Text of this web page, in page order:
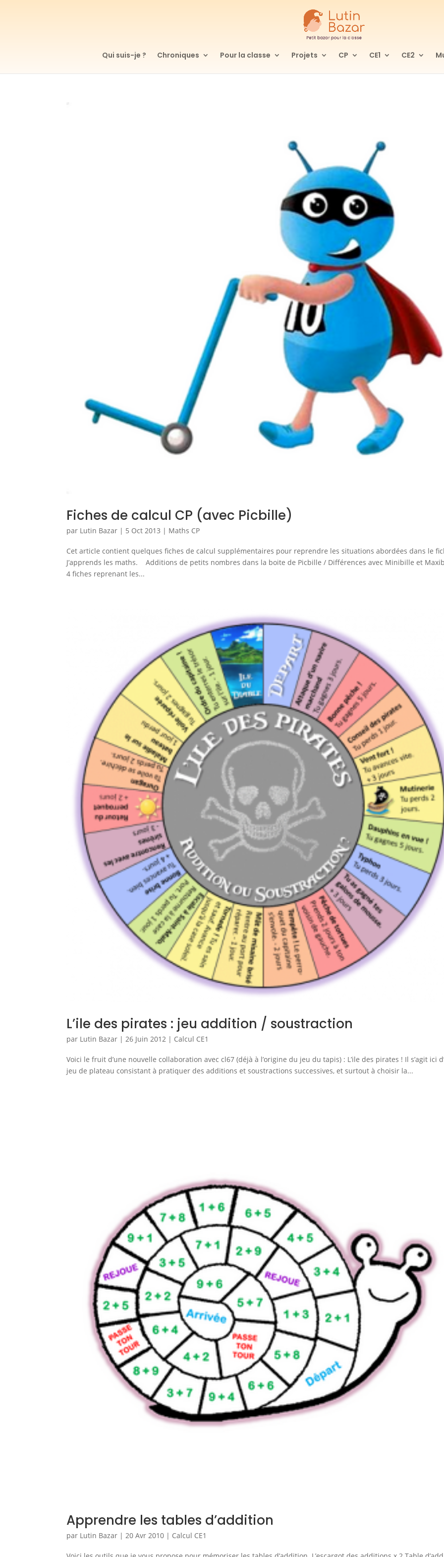
Qui suis-je ? Chroniques Pour la classe Projets CP CE1 CE2
Fiches de calcul CP (avec Picbille)
par Lutin Bazar | 5 Oct 2013 | Maths CP
Cet article contient quelques fiches de calcul supplémentaires pour reprendre les situations abordées dans le
J’apprends les maths. Additions de petits nombres dans la boite de Picbille / Différences avec Minibille et
4 fiches reprenant les...
L’ile des pirates : jeu addition / soustraction
par Lutin Bazar | 26 Juin 2012 | Calcul CE1
Voici le fruit d’une nouvelle collaboration avec cl67 (déjà à l’origine du jeu du tapis) : L’ile des pirates ! Il s’agit ici
jeu de plateau consistant à pratiquer des additions et soustractions successives, et surtout à choisir la...
Apprendre les tables d’addition
par Lutin Bazar |20 Avr 2010 | Calcul CE1